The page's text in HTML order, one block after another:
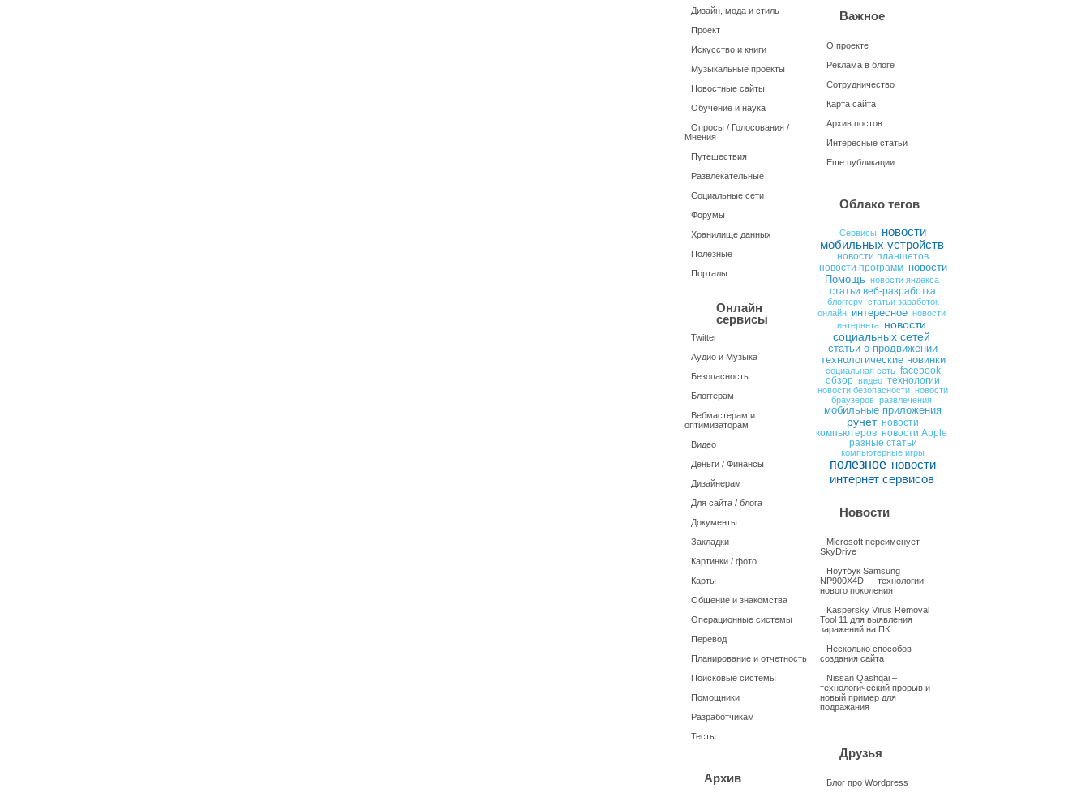
Дизайн, мода и стиль
Проект
Искусство и книги
Музыкальные проекты
Новостные сайты
Обучение и наука
Опросы / Голосования /
Мнения
Путешествия
Развлекательные
Социальные сети
Форумы
Хранилище данных
Полезные
Порталы
Онлайн
сервисы
Twitter
Аудио и Музыка
Безопасность
Блоггерам
Вебмастерам и
оптимизаторам
Видео
Деньги / Финансы
Дизайнерам
Для сайта / блога
Документы
Закладки
Картинки / фото
Карты
Общение и знакомства
Операционные системы
Перевод
Планирование и отчетность
Поисковые системы
Помощники
Разработчикам
Тесты
Архив
Важное
О проекте
Реклама в блоге
Сотрудничество
Карта сайта
Архив постов
Интересные статьи
Еще публикации
Облако тегов
Сервисы новости
мобильных устройств
новости планшетов
новости программ
новости
Помощь новости яндекса
статьи веб-разработка
блоггеру статьи заработок
онлайн интересное новости
интернета новости
социальных сетей
статьи о продвижении
технологические новинки
социальная сеть facebook
обзор видео технологии
новости безопасности новости
браузеров развлечения
мобильные приложения
рунет новости
компьютеров новости Apple
разные статьи
компьютерные игры
полезное новости
интернет сервисов
Новости
Microsoft переименует
SkyDrive
Ноутбук Samsung
NP900X4D — технологии
нового поколения
Kaspersky Virus Removal
Tool 11 для выявления
заражений на ПК
Несколько способов
создания сайта
Nissan Qashqai –
технологический прорыв и
новый пример для
подражания
Друзья
Блог про Wordpress